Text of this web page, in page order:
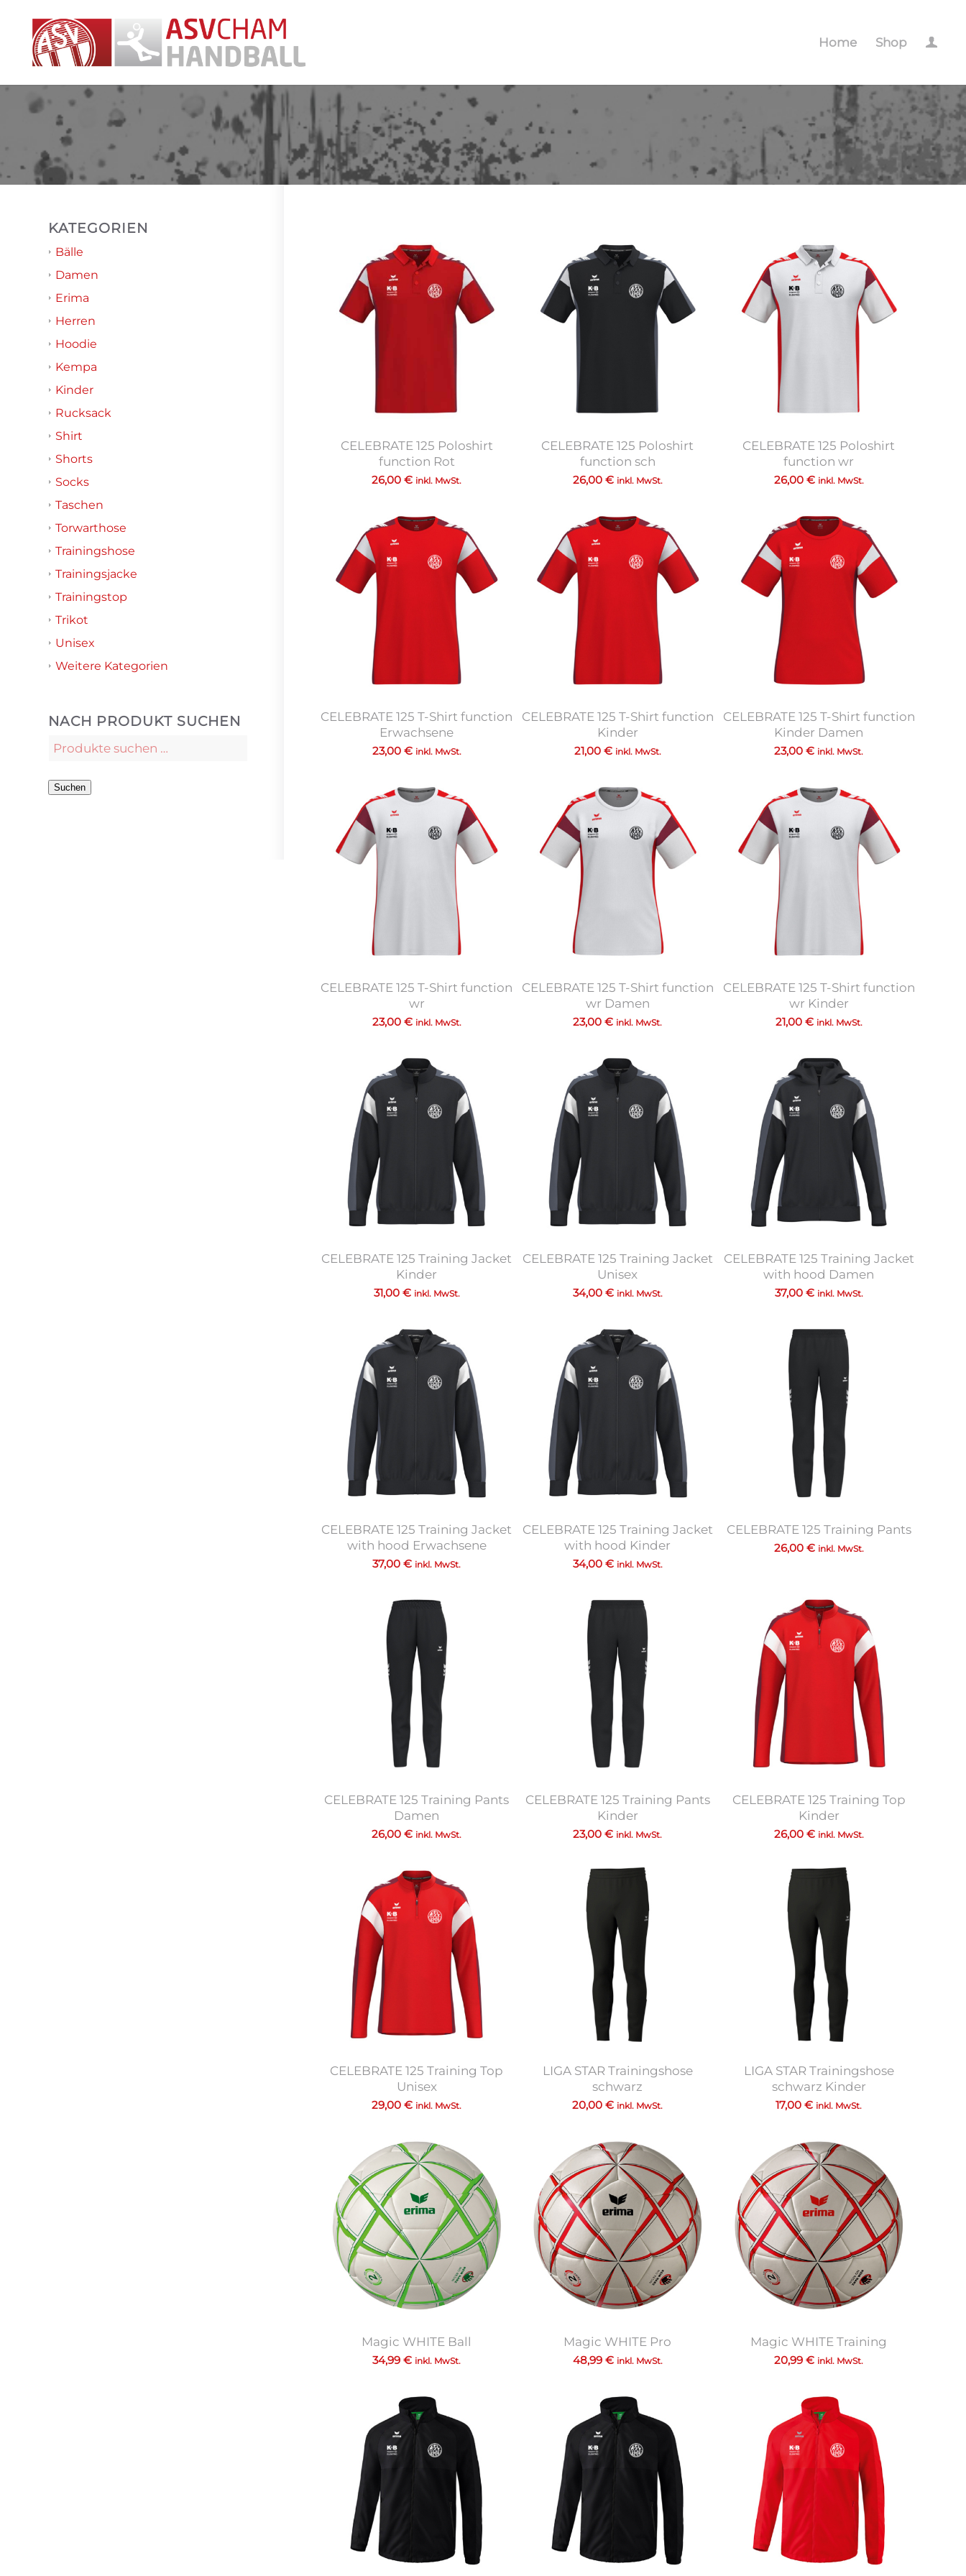
Home Shop
CELEBRATE 125 Poloshirt
function Rot
26,00€ inkl. MwSt.
CELEBRATE 125 Poloshirt
function sch
26,00 € inkl. MwSt.
CELEBRATE 125 Poloshirt
function wr
26,00 € inkl. MwSt.
CELEBRATE 125 T-Shirt function
Erwachsene
23,00 € inkl. MwSt.
CELEBRATE 125 T-Shirt function
Kinder
21,00 € inkl. MwSt.
CELEBRATE 125 T-Shirt function
Kinder Damen
23,00€ inkl. MwSt.
CELEBRATE 125 T-Shirt function
wr
23,00 € inkl. MwSt.
CELEBRATE 125 T-Shirt function
wr Damen
23,00€ inkl. MwSt.
CELEBRATE 125 T-Shirt function
wr Kinder
21,00 € inkl. MwSt.
CELEBRATE 125 Training Jacket
Kinder
31,00 € inkl. MwSt.
CELEBRATE 125 Training Jacket
Unisex
34,00 € inkl. MwSt.
CELEBRATE 125 Training Jacket
with hood Damen
37,00 € inkl. MwSt.
CELEBRATE 125 Training Jacket
with hood Erwachsene
37,00€ inkl. MwSt.
CELEBRATE 125 Training Jacket
with hood Kinder
34,00 € inkl. MwSt.
CELEBRATE 125 Training Pants
26,00 € inkl. MwSt.
CELEBRATE 125 Training Pants
Damen
26,00€ inkl. MwSt.
CELEBRATE 125 Training Pants
Kinder
23,00€ inkl. MwSt.
CELEBRATE 125 Training Top
Kinder
26,00 € inkl. MwSt.
CELEBRATE 125 Training Top
Unisex
29,00€ inkl. MwSt.
LIGA STAR Trainingshose
schwarz
20,00€ inkl. MwSt.
LIGA STAR Trainingshose
schwarz Kinder
17,00€ inkl. MwSt.
Magic WHITE Ball
34,99€ inkl. MwSt.
Magic WHITE Pro
48,99 € inkl. MwSt.
Magic WHITE Training
20,99€ inkl. MwSt.
KATEGORIEN
Bälle
Damen
Erima
Herren
Hoodie
Kempa
Kinder
Rucksack
Shirt
Shorts
Socks
Taschen
Torwarthose
Trainingshose
Trainingsjacke
Trainingstop
Trikot
Unisex
Weitere Kategorien
NACH PRODUKT SUCHEN
Suchen